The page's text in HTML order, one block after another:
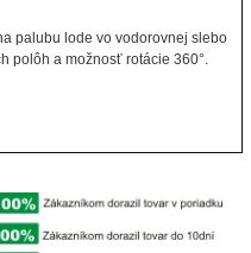
palubu lode vo vodorovnej slebo
polôh a možnosť rotácie 360°.